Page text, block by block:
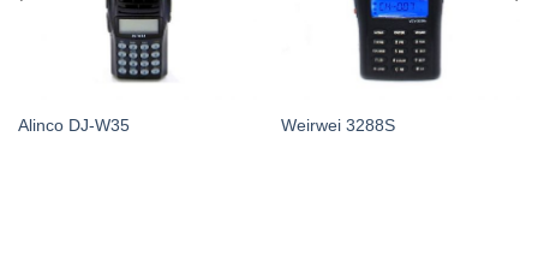
Alinco DJ-W35 Weirwei 3288S